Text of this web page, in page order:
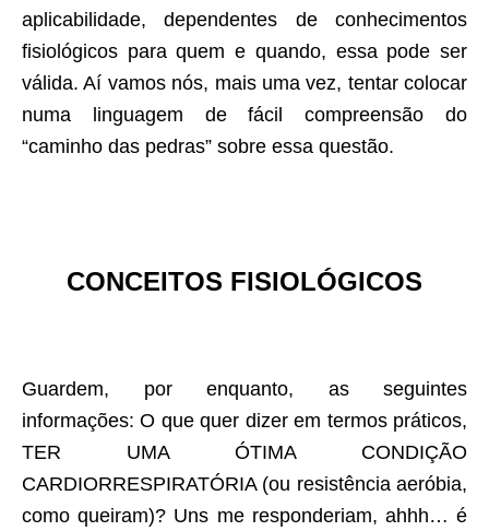
aplicabilidade, dependentes de conhecimentos
fisiológicos para quem e quando, essa pode ser
válida. Aí vamos nós, mais uma vez, tentar colocar
numa linguagem de fácil compreensão do
“caminho das pedras” sobre essa questão.
CONCEITOS FISIOLÓGICOS
Guardem, por enquanto, as seguintes
informações: O que quer dizer em termos práticos,
TER UMA ÓTIMA CONDIÇÃO
CARDIORRESPIRATÓRIA (ou resistência aeróbia,
como queiram)? Uns me responderiam, ahhh… é